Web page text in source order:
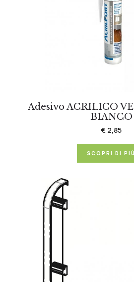
Adesivo ACRILICO
BIANCO
€ 2,85
SCOPRI DI PIÙ